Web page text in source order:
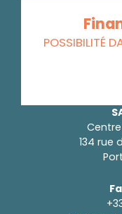
POSSIBILITÉ
134 rue